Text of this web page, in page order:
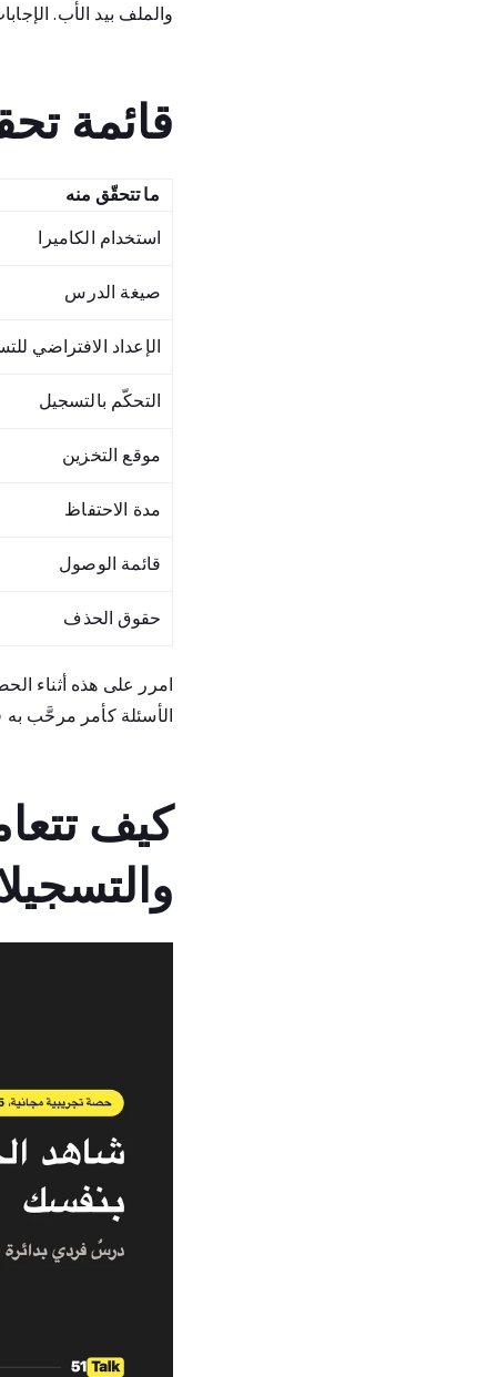
والملف بيد الأب.
قائمة
ما تتحقّق منه
استخدام الكاميرا
صيغة الدرس
الإعداد الافتراضي
التحكّم بالتسجيل
موقع التخزين
مدة الاحتفاظ
قائمة الوصول
حقوق الحذف
امرر على هذه أثناء
الأسئلة كأمر مرحَّب